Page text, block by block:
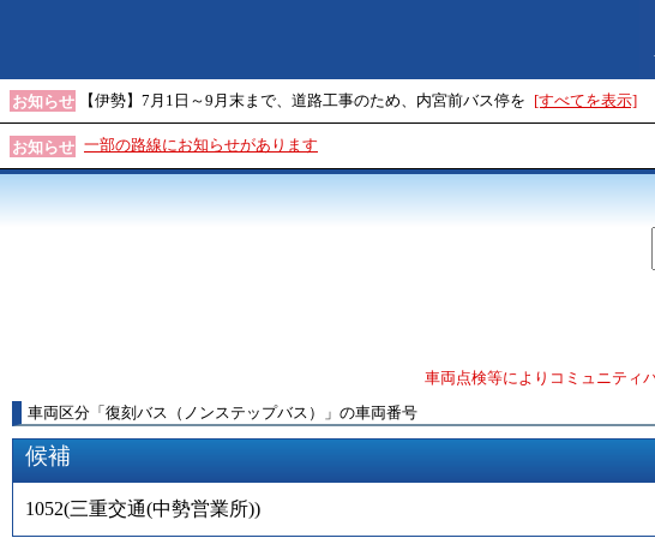
お知らせ 【伊勢】7月1日～9月末まで、道路工事のため、内宮前バス停を [すべてを表示]
お知らせ 一部の路線にお知らせがあります
車両点検等によりコミュニティ
車両区分 「 復刻バス（ノンステップバス） 」 の車両番号
候補
1052(三重交通(中勢営業所))